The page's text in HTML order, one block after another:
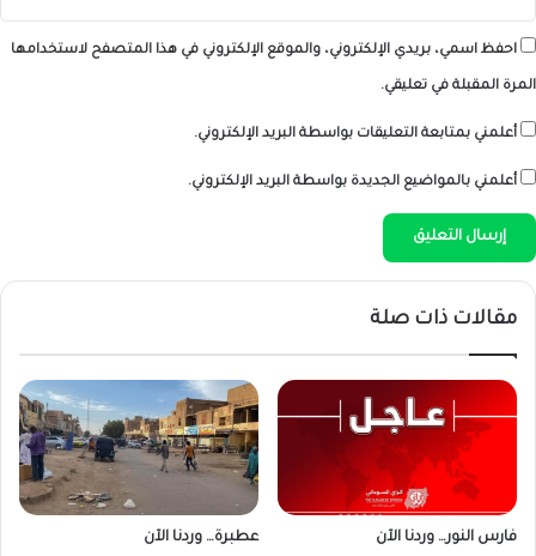
احفظ اسمي، بريدي الإلكتروني، والموقع الإلكتروني في هذا المتصفح لاستخدامها
المرة المقبلة في تعليقي.
أعلمني بمتابعة التعليقات بواسطة البريد الإلكتروني.
أعلمني بالمواضيع الجديدة بواسطة البريد الإلكتروني.
مقالات ذات صلة
فارس النور… وردنا الآن عطبرة… وردنا الآن